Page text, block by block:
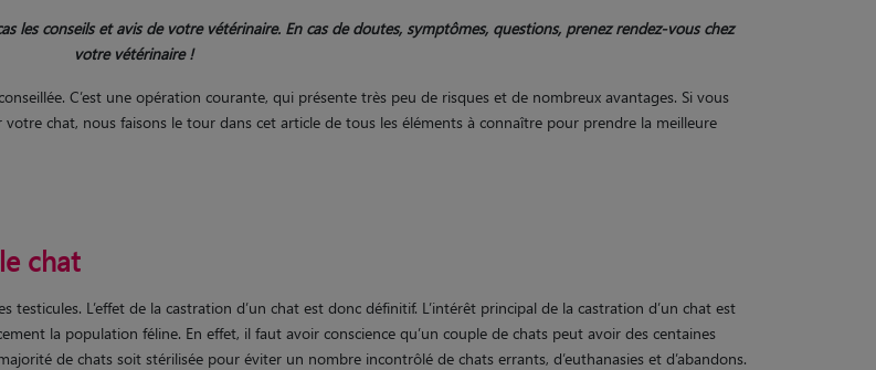
les conseils et avis de votre vétérinaire. En cas de doutes, symptômes, questions, prenez rendez-vous chez
votre vétérinaire !
C’est une opération courante, qui présente très peu de risques et de nombreux avantages. Si vous
chat, nous faisons le tour dans cet article de tous les éléments à connaître pour prendre la meilleure
chat
testicules. L’effet de la castration d’un chat est donc définitif. L’intérêt principal de la castration d’un chat est
la population féline. En effet, il faut avoir conscience qu’un couple de chats peut avoir des centaines
de chats soit stérilisée pour éviter un nombre incontrôlé de chats errants, d’euthanasies et d’abandons.